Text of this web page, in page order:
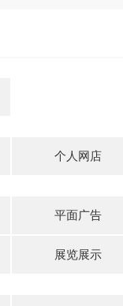
个人网店
平面广告
展览展示